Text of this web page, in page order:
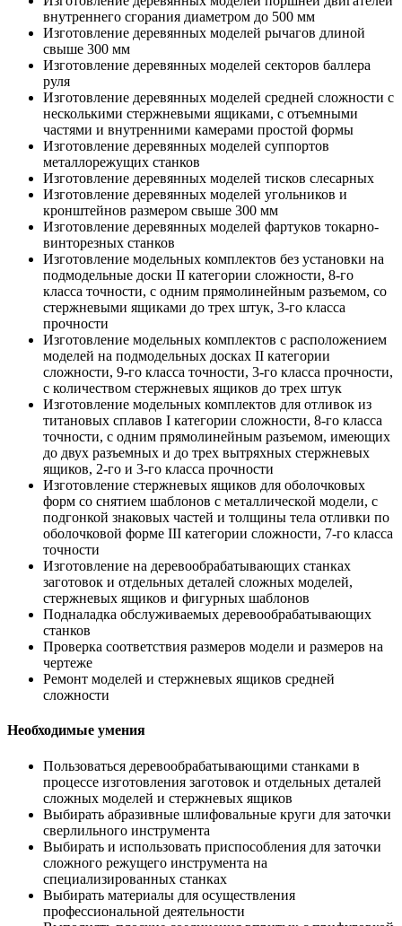
внутреннего сгорания диаметром до 500 мм
Изготовление деревянных моделей рычагов длиной
свыше 300 мм
Изготовление деревянных моделей секторов баллера
руля
Изготовление деревянных моделей средней сложности с
несколькими стержневыми ящиками, с отъемными
частями и внутренними камерами простой формы
Изготовление деревянных моделей суппортов
металлорежущих станков
Изготовление деревянных моделей тисков слесарных
Изготовление деревянных моделей угольников и
кронштейнов размером свыше 300 мм
Изготовление деревянных моделей фартуков токарно-
винторезных станков
Изготовление модельных комплектов без установки на
подмодельные доски II категории сложности, 8-го
класса точности, с одним прямолинейным разъемом, со
стержневыми ящиками до трех штук, 3-го класса
прочности
Изготовление модельных комплектов с расположением
моделей на подмодельных досках II категории
сложности, 9-го класса точности, 3-го класса прочности,
с количеством стержневых ящиков до трех штук
Изготовление модельных комплектов для отливок из
титановых сплавов I категории сложности, 8-го класса
точности, с одним прямолинейным разъемом, имеющих
до двух разъемных и до трех вытряхных стержневых
ящиков, 2-го и 3-го класса прочности
Изготовление стержневых ящиков для оболочковых
форм со снятием шаблонов с металлической модели, с
подгонкой знаковых частей и толщины тела отливки по
оболочковой форме III категории сложности, 7-го класса
точности
Изготовление на деревообрабатывающих станках
заготовок и отдельных деталей сложных моделей,
стержневых ящиков и фигурных шаблонов
Подналадка обслуживаемых деревообрабатывающих
станков
Проверка соответствия размеров модели и размеров на
чертеже
Ремонт моделей и стержневых ящиков средней
сложности
Необходимые умения
Пользоваться деревообрабатывающими станками в
процессе изготовления заготовок и отдельных деталей
сложных моделей и стержневых ящиков
Выбирать абразивные шлифовальные круги для заточки
сверлильного инструмента
Выбирать и использовать приспособления для заточки
сложного режущего инструмента на
специализированных станках
Выбирать материалы для осуществления
профессиональной деятельности